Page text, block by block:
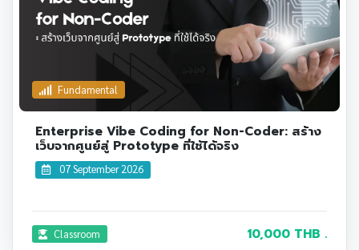
Fundamental
Enterprise Vibe Coding for Non-Coder: สร้าง
เว็บจากศูนย์สู่ Prototype ที่ใช้ได้จริง
07 September 2026
Classroom 10,000 THB .